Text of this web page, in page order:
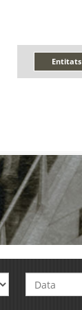
Entitats